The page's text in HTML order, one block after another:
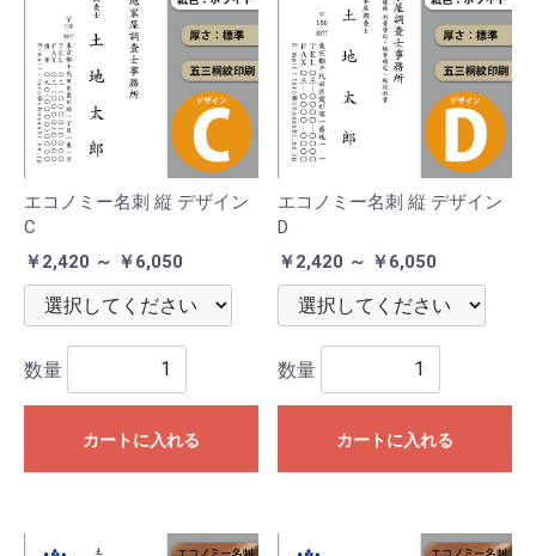
エコノミー名刺 縦 デザイン
C
￥2,420 ～ ￥6,050
数量
カートに入れる
エコノミー名刺 縦 デザイン
D
￥2,420 ～ ￥6,050
数量
カートに入れる